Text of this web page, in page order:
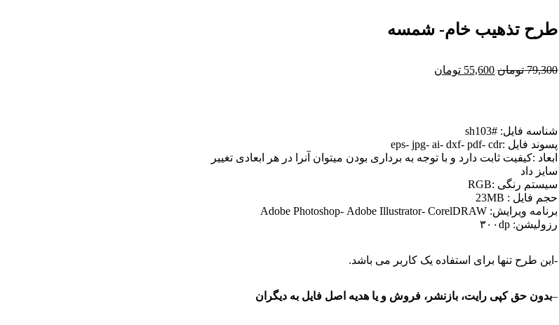
طرح تذهیب خام- شمسه
79,300 تومان 55,600 تومان
شناسه فایل: #sh103
پسوند فایل :eps- jpg- ai- dxf- pdf- cdr
ابعاد :کیفیت ثابت دارد و با توجه به برداری بودن میتوان آنرا در هر ابعادی تغییر
سایز داد
سیستم رنگی :RGB
حجم فایل : 23MB
برنامه ویرایش: Adobe Photoshop- Adobe Illustrator- CorelDRAW
رزولیشن: ۳۰۰dp
-این طرح تنها برای استفاده یک کاربر می باشد.
–بدون حق کپی رایت، بازنشر، فروش و یا هدیه اصل فایل به دیگران